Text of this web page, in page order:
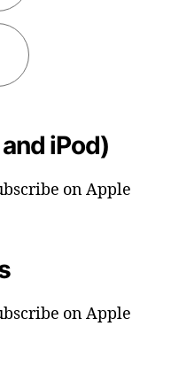
iPod)
on Apple
on Apple